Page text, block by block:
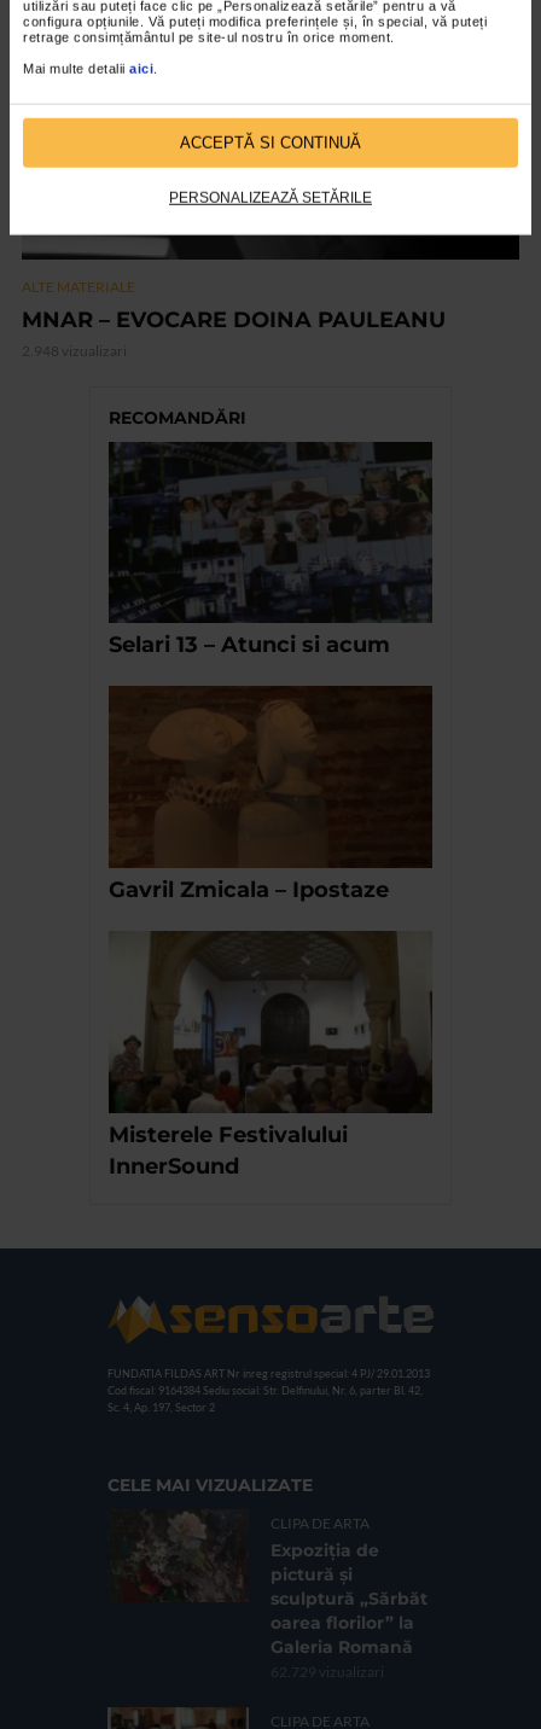
utilizări sau puteți face clic pe „Personalizează setările” pentru a vă
configura opțiunile. Vă puteți modifica preferințele și, în special, vă puteți
retrage consimțământul pe site-ul nostru în orice moment.
Mai multe detalii aici.
ACCEPTĂ SI CONTINUĂ
PERSONALIZEAZĂ SETĂRILE
VIDEO
ALTE MATERIALE
MNAR – EVOCARE DOINA PAULEANU
2.948 vizualizari
RECOMANDĂRI
Selari 13 – Atunci si acum
Gavril Zmicala – Ipostaze
Misterele Festivalului
InnerSound
FUNDATIA FILDAS ART Nr inreg registrul special: 4 PJ/ 29.01.2013
Cod fiscal: 9164384 Sediu social: Str. Delfinului, Nr. 6, parter Bl. 42,
Sc. 4, Ap. 197, Sector 2
CELE MAI VIZUALIZATE
CLIPA DE ARTA
Expoziția de
pictură și
sculptură „Sărbăt
oarea florilor” la
Galeria Romană
62.729 vizualizari
CLIPA DE ARTA